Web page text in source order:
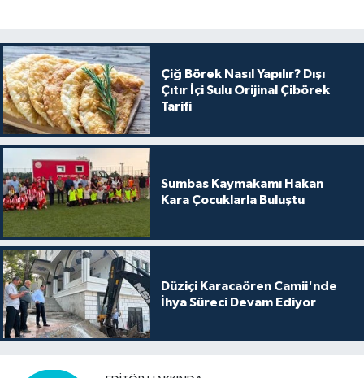
Çiğ Börek Nasıl Yapılır? Dışı
Çıtır İçi Sulu Orijinal Çibörek
Tarifi
Sumbas Kaymakamı Hakan
Kara Çocuklarla Buluştu
Düziçi Karacaören Camii'nde
İhya Süreci Devam Ediyor